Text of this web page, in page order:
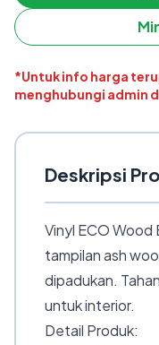
*Untuk info harga
menghubungi admin
Deskripsi
Vinyl ECO Wood
tampilan ash
dipadukan.
untuk interior.
Detail Produk: